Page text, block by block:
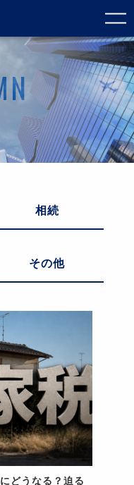
相続
その他
どうなる？迫る